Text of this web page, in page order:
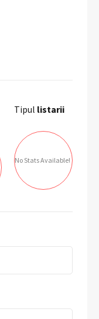
Tipul listarii
No Stats Available!